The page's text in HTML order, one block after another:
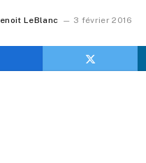
LeBlanc 3 février 2016